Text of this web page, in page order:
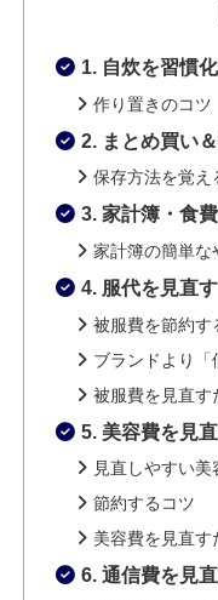
1. 自炊を習慣
作り置きのコツ
2. まとめ買い
保存方法を覚え
3. 家計簿・食
家計簿の簡単な
4. 服代を見直す
被服費を節約す
ブランドより「
被服費を見直す
5. 美容費を見
見直しやすい美
節約するコツ
美容費を見直
6. 通信費を見